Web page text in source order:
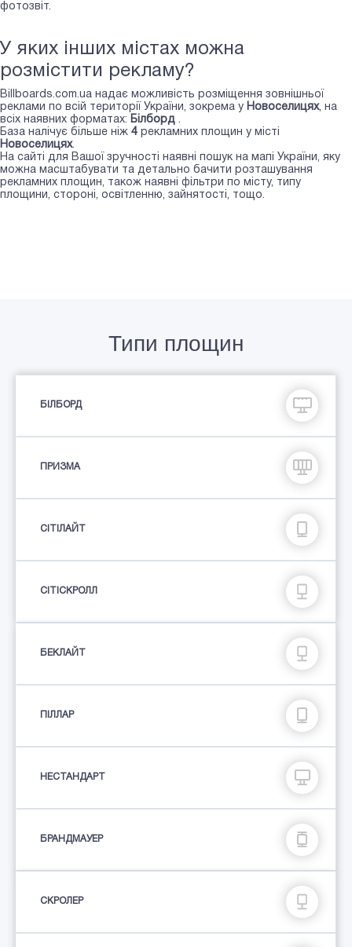
фотозвіт.
У яких інших містах можна
розмістити рекламу?
Billboards.com.ua надає можливість розміщення зовнішньої
реклами по всій території України, зокрема у Новоселицях, на
всіх наявних форматах: Білборд .
База налічує більше ніж 4 рекламних площин у місті
Новоселицях.
На сайті для Вашої зручності наявні пошук на мапі України, яку
можна масштабувати та детально бачити розташування
рекламних площин, також наявні фільтри по місту, типу
площини, стороні, освітленню, зайнятості, тощо.
Типи площин
БІЛБОРД
ПРИЗМА
СIТIЛАЙТ
СІТІСКРОЛЛ
БЕКЛАЙТ
ПIЛЛАР
НЕСТАНДАРТ
БРАНДМАУЕР
СКРОЛЕР